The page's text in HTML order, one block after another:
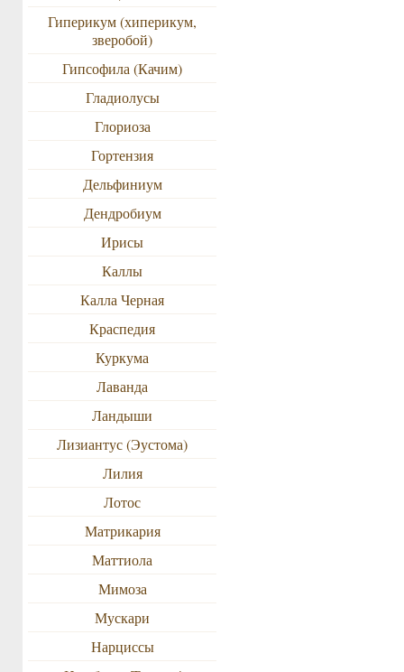
Гиперикум (хиперикум,
зверобой)
Гипсофила (Качим)
Гладиолусы
Глориоза
Гортензия
Дельфиниум
Дендробиум
Ирисы
Каллы
Калла Черная
Краспедия
Куркума
Лаванда
Ландыши
Лизиантус (Эустома)
Лилия
Лотос
Матрикария
Маттиола
Мимоза
Мускари
Нарциссы